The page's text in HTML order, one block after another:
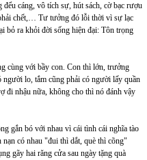
cáng, vô tích sự, hút sách, cờ bạc rượu
chết,… Tư tưởng đó lỗi thời vì sự lạc
bỏ ra khỏi đời sống hiện đại: Tôn trọng
cùng với bầy con. Con thì lớn, trưởng
lo, tắm cũng phải có người lấy quần
đi nhậu nữa, không cho thì nó đánh vậy
gắn bó với nhau vì cái tình cái nghĩa tào
có nhau "đui thì dắt, què thì cõng"
gãy hai răng cửa sau ngày tặng quà